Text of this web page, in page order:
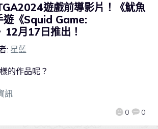
遊戲前導影片！《魷魚
遊《Squid Game:
月17日推出！
: 星藍
0 0
的作品呢？
訊